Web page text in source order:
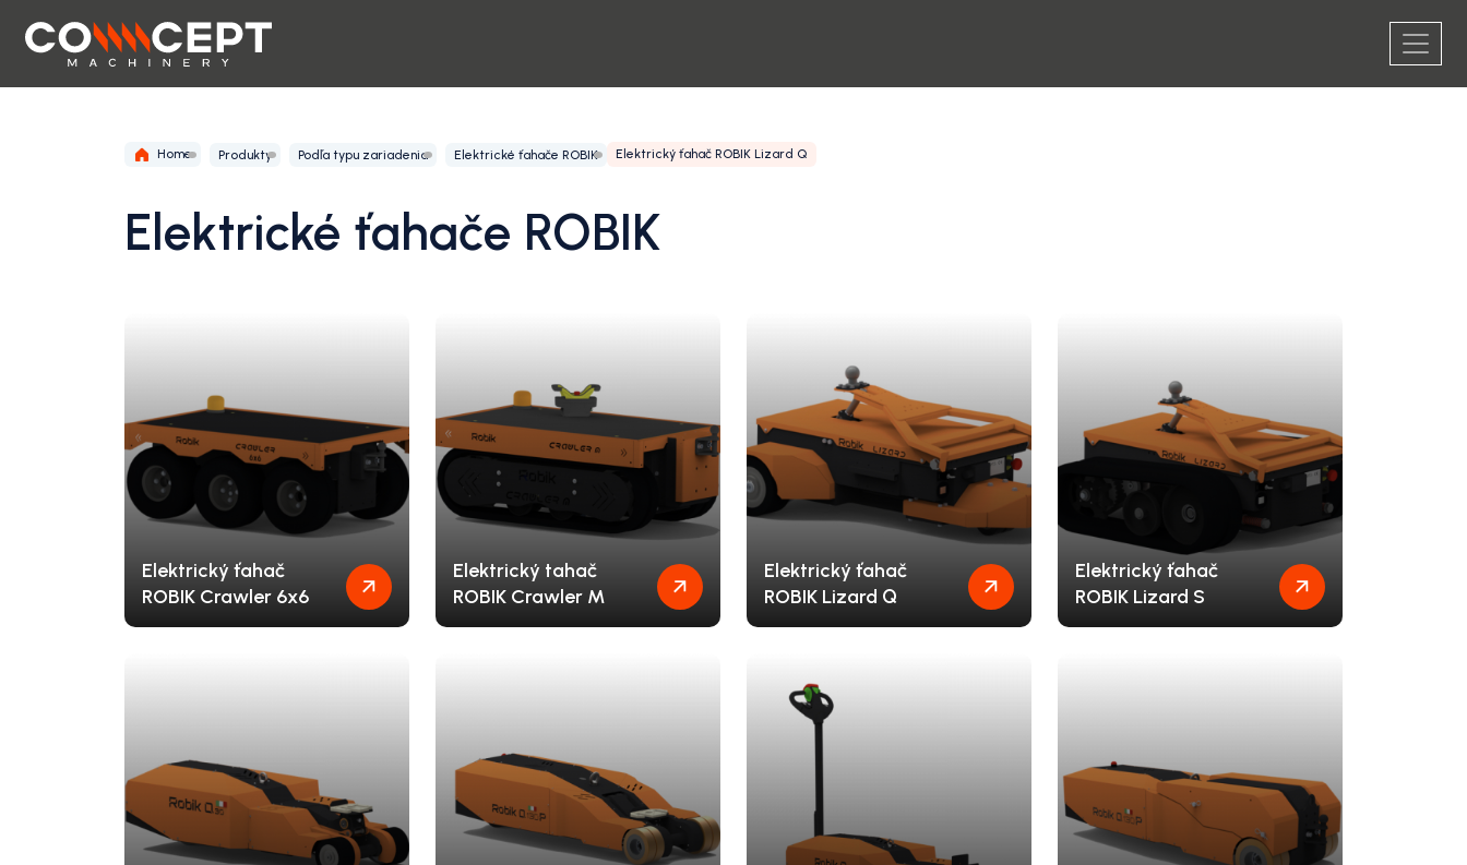
Home Produkty Podľa typu zariadenia Elektrické ťahače ROBIK Elektrický ťahač ROBIK Lizard Q
Elektrické ťahače ROBIK
Elektrický ťahač
ROBIK Crawler 6x6
Elektrický tahač
ROBIK Crawler M
Elektrický ťahač
ROBIK Lizard Q
Elektrický ťahač
ROBIK Lizard S